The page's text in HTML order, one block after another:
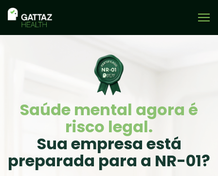
Skip to main content
Saúde mental agora é
risco legal.
Sua empresa está
preparada para a NR-01?